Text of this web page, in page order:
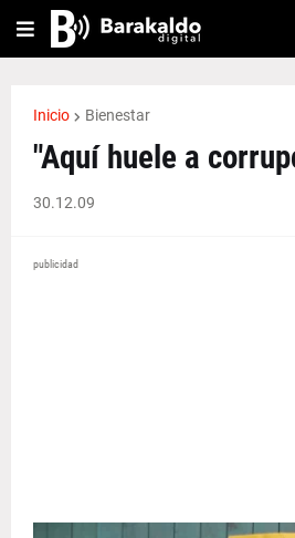
Inicio Bienestar
"Aquí huele a
30.12.09
publicidad